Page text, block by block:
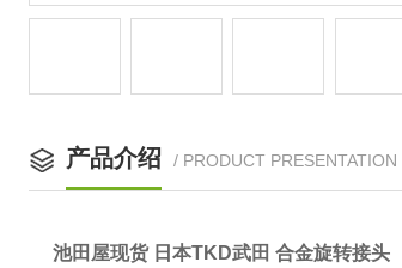
产品介绍 / PRODUCT PRESENTATION
池田屋现货 日本TKD武田 合金旋转接头